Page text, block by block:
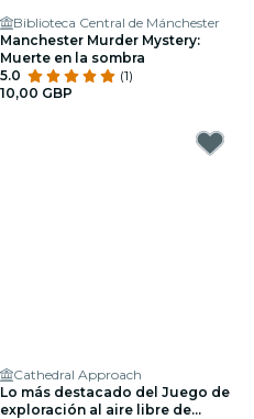
Biblioteca Central de Mánchester
Manchester Murder Mystery:
Muerte en la sombra
5.0
(1)
10,00 GBP
Cathedral Approach
Lo más destacado del Juego de
exploración al aire libre de